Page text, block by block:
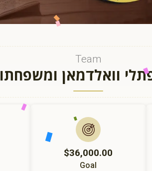
Team
וואלדמאן ומשפחתו
$36,000.00
Goal